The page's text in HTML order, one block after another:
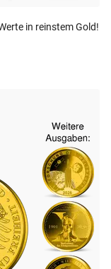
in reinstem Gold!